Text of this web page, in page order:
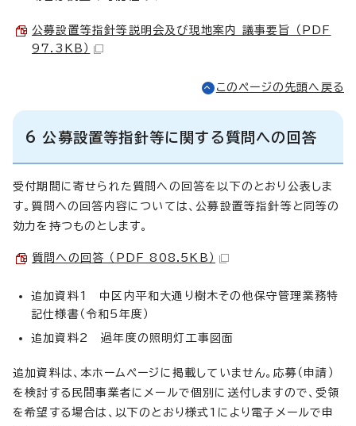
公募設置等指針等説明会及び現地案内 議事要旨 （PDF
97.3KB）
このページの先頭へ戻る
6 公募設置等指針等に関する質問への回答
受付期間に寄せられた質問への回答を以下のとおり公表しま
す。質問への回答内容については、公募設置等指針等と同等の
効力を持つものとします。
質問への回答 （PDF 808.5KB）
追加資料1 中区内平和大通り樹木その他保守管理業務特
記仕様書（令和5年度）
追加資料2 過年度の照明灯工事図面
追加資料は、本ホームページに掲載していません。応募（申請）
を検討する民間事業者にメールで個別に送付しますので、受領
を希望する場合は、以下のとおり様式1により電子メールで申